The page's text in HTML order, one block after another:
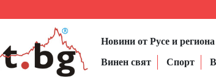
Новини от Русе и региона
Винен свят
Спорт